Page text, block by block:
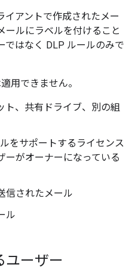
イアントで作成されたメー
ールにラベルを付けること
ではなく DLP ルールのみで
用できません。
ト、共有ドライブ、別の組
をサポートするライセンス
ーがオーナーになっている
信されたメール
ル
ユーザー